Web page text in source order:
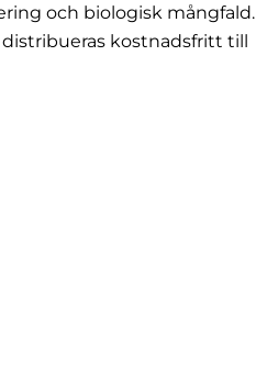
och biologisk mångfald.
kostnadsfritt till